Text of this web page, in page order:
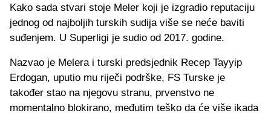
Kako sada stvari stoje Meler koji je izgradio reputaciju
jednog od najboljih turskih sudija više se neće baviti
suđenjem. U Superligi je sudio od 2017. godine.
Nazvao je Melera i turski predsjednik Recep Tayyip
Erdogan, uputio mu riječi podrške, FS Turske je
također stao na njegovu stranu, prvenstvo ne
momentalno blokirano, međutim teško da će više ikada